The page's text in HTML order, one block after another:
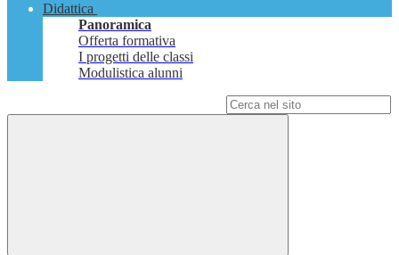
Didattica
Panoramica
Offerta formativa
I progetti delle classi
Modulistica alunni